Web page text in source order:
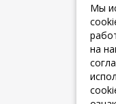
Мы
на